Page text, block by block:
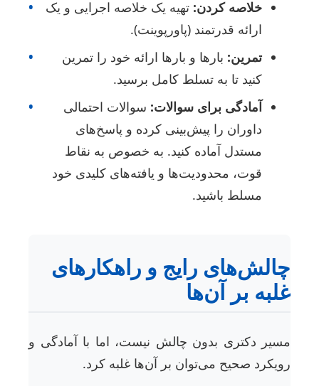
• خلاصه کردن:تهیه یک خلاصه اجرایی و یک
ارائه قدرتمند (پاورپوینت).
•
تمرین:بارها و بارها ارائه خود را تمرین
کنید تا به تسلط کامل برسید.
آمادگی برای سوالات:سوالات احتمالی
داوران را پیش‌بینی کرده و پاسخ‌های
مستدل آماده کنید. به خصوص به نقاط
قوت، محدودیت‌ها و یافته‌های کلیدی خود
مسلط باشید.
رایج و راهکارهای
بر آن‌ها
دکتری بدون چالش نیست، اما با آمادگی و
صحیح می‌توان بر آن‌ها غلبه کرد.